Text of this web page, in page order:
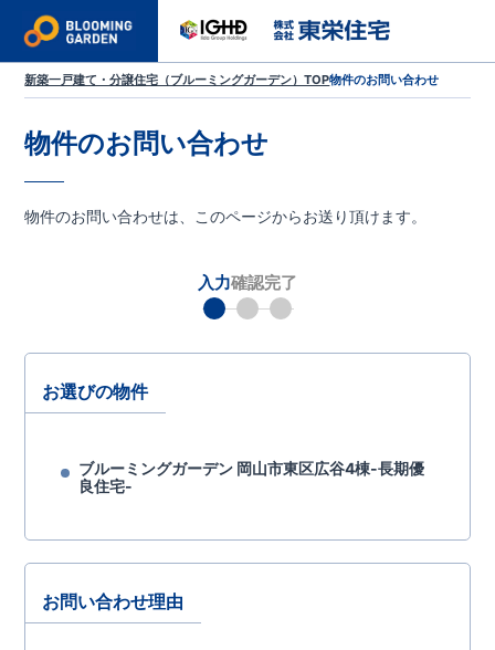
新築一戸建て・分譲住宅（ブルーミングガーデン）TOP物件のお問い合わせ
物件のお問い合わせ
物件のお問い合わせは、このページからお送り頂けます。
お選びの物件
ブルーミングガーデン 岡山市東区広谷4棟-長期優
良住宅-
お問い合わせ理由
入力確認完了